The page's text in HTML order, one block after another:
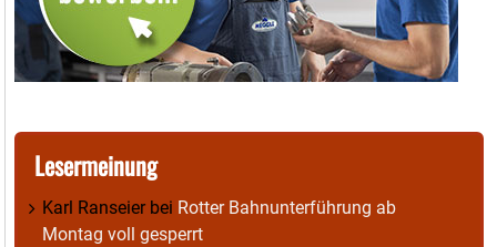
Lesermeinung
Karl Ranseierbei Rotter Bahnunterführung ab
Montag voll gesperrt